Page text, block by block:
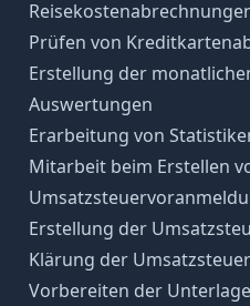
Prüfen von
Erstellung der
Auswertungen
Erarbeitung von
Mitarbeit beim Erstellen
Erstellung der
Klärung der
Vorbereiten der